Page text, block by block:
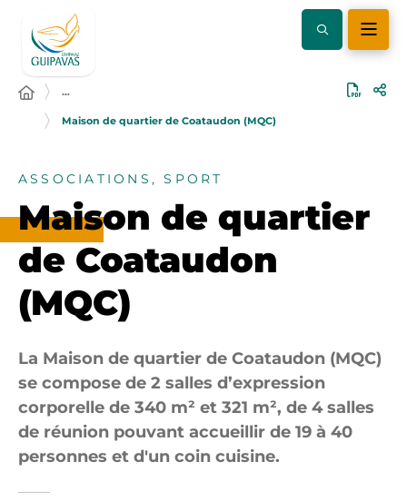
…
Maison de quartier de Coataudon (MQC)
ASSOCIATIONS, SPORT
Maison de quartier
de Coataudon
(MQC)
La Maison de quartier de Coataudon (MQC)
se compose de 2 salles d’expression
corporelle de 340 m² et 321 m², de 4 salles
de réunion pouvant accueillir de 19 à 40
personnes et d'un coin cuisine.